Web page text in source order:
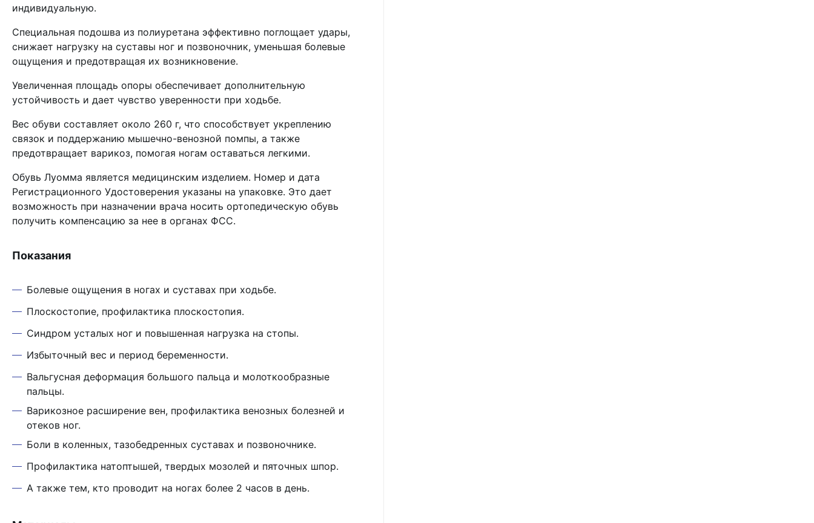
индивидуальную.
Специальная подошва из полиуретана эффективно поглощает удары,
снижает нагрузку на суставы ног и позвоночник, уменьшая болевые
ощущения и предотвращая их возникновение.
Увеличенная площадь опоры обеспечивает дополнительную
устойчивость и дает чувство уверенности при ходьбе.
Вес обуви составляет около 260 г, что способствует укреплению
связок и поддержанию мышечно-венозной помпы, а также
предотвращает варикоз, помогая ногам оставаться легкими.
Обувь Луомма является медицинским изделием. Номер и дата
Регистрационного Удостоверения указаны на упаковке. Это дает
возможность при назначении врача носить ортопедическую обувь
получить компенсацию за нее в органах ФСС.
Показания
Болевые ощущения в ногах и суставах при ходьбе.
Плоскостопие, профилактика плоскостопия.
Синдром усталых ног и повышенная нагрузка на стопы.
Избыточный вес и период беременности.
Вальгусная деформация большого пальца и молоткообразные
пальцы.
Варикозное расширение вен, профилактика венозных болезней и
отеков ног.
Боли в коленных, тазобедренных суставах и позвоночнике.
Профилактика натоптышей, твердых мозолей и пяточных шпор.
А также тем, кто проводит на ногах более 2 часов в день.